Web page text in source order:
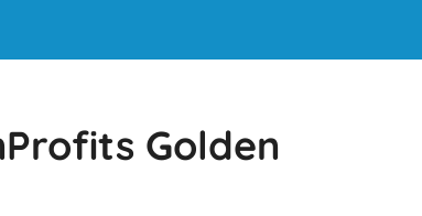
Golden